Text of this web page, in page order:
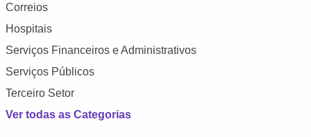
Correios
Hospitais
Serviços Financeiros e Administrativos
Serviços Públicos
Terceiro Setor
Ver todas as Categorias